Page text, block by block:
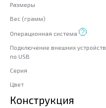
Размеры
Вес (грамм)
Операционная система
Подключение внешних устройств
по USB
Серия
Цвет
Конструкция